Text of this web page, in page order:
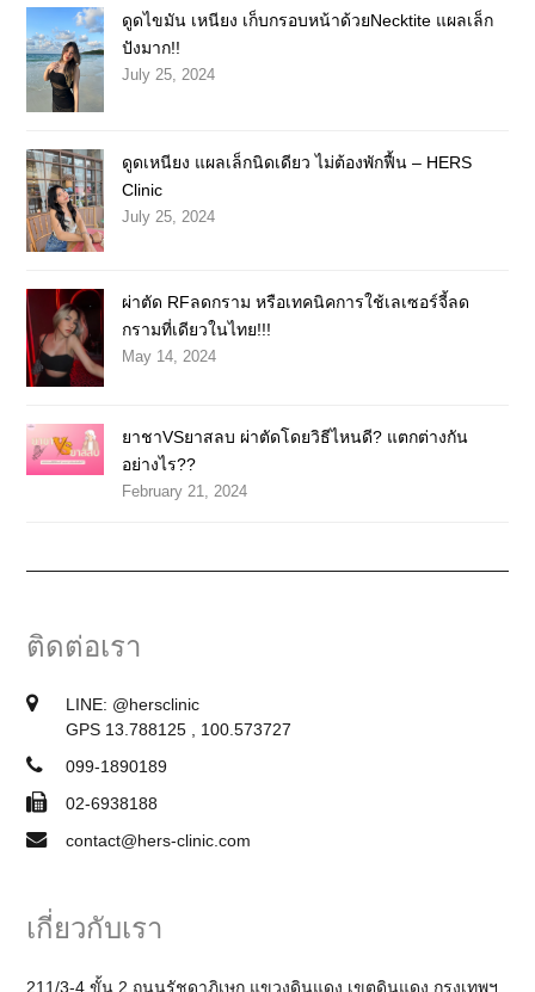
ดูดไขมัน เหนียง เก็บกรอบหน้าด้วยNecktite แผลเล็ก
ปังมาก!!
July 25, 2024
ดูดเหนียง แผลเล็กนิดเดียว ไม่ต้องพักฟื้น – HERS
Clinic
July 25, 2024
ผ่าตัด RFลดกราม หรือเทคนิคการใช้เลเซอร์จี้ลด
กรามที่เดียวในไทย!!!
May 14, 2024
ยาชาVSยาสลบ ผ่าตัดโดยวิธีไหนดี? แตกต่างกัน
อย่างไร??
February 21, 2024
ติดต่อเรา
LINE: @hersclinic
GPS 13.788125 , 100.573727
099-1890189
02-6938188
contact@hers-clinic.com
เกี่ยวกับเรา
211/3-4 ขั้น 2 ถนนรัชดาภิเษก แขวงดินแดง เขตดินแดง กรุงเทพฯ